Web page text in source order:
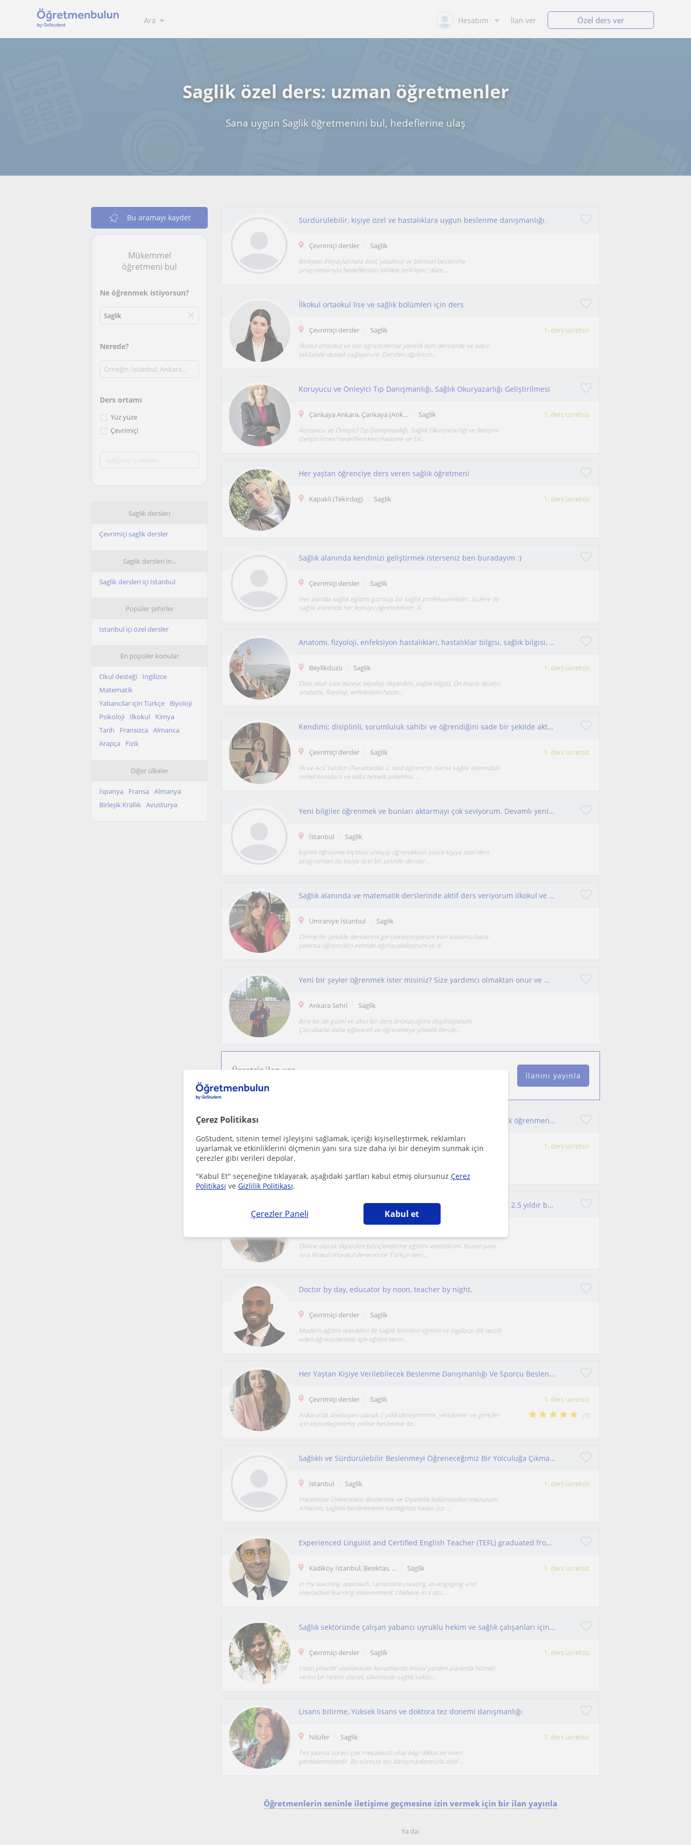
Çerez Politikası
GoStudent, sitenin temel işleyişini sağlamak, içeriği kişiselleştirmek, reklamları
uyarlamak ve etkinliklerini ölçmenin yanı sıra size daha iyi bir deneyim sunmak için
çerezler gibi verileri depolar.
"Kabul Et" seçeneğine tıklayarak, aşağıdaki şartları kabul etmiş olursunuz Çerez
Politikası ve Gizlilik Politikası.
Çerezler Paneli Kabul et
Ara Hesabım İlan ver Özel ders ver
Saglik özel ders: uzman öğretmenler
Sana uygun Saglik öğretmenini bul, hedeflerine ulaş
Bu aramayı kaydet
Mükemmel
öğretmeni bul
Ne öğrenmek istiyorsun?
Nerede?
Ders ortamı
Yüz yüze
Çevrimiçi
Saglik dersleri
Çevrimiçi saglik dersler
Saglik dersleri in...
Saglik dersleri içi Istanbul
Popüler şehirler
Istanbul içi özel dersler
En popüler konular
Okul desteği
Ingilizce
Matematik
Yabancilar için Türkçe
Biyoloji
Psikoloji
Ilkokul
Kimya
Tarih
Fransizca
Almanca
Arapça
Fizik
Diğer ülkeler
İspanya Fransa
Almanya
Birleşik Krallık Avusturya
Sürdürülebilir, kişiye özel ve hastalıklara uygun beslenme danışmanlığı.
Çevrimiçi dersler Saglik
Bireysel ihtiyaçlarınıza özel, yasaksız ve bilimsel beslenme
programlarıyla hedeflerinizi birlikte belirliyor; düze...
İlkokul ortaokul lise ve sağlık bölümleri için ders
Çevrimiçi dersler Saglik 1. ders ücretsiz
İlkokul ortaokul ve lise öğrencilerine yönelik tüm derslerde ve ödev
takibinde destek sağlıyorum. Dersleri öğrencin...
Koruyucu ve Önleyici Tıp Danışmanlığı, Sağlık Okuryazarlığı Geliştirilmesi
Çankaya Ankara, Çankaya (Ank... Saglik 1. ders ücretsiz
Koruyucu ve Önleyici Tıp Danışmanlığı, Sağlık Okuryazarlığı ve İletişimi
Geliştirilmesi hedeflenirken;Hastane ve Sa...
Her yaştan öğrenciye ders veren sağlık öğretmeni
Kapakli (Tekirdag) Saglik 1. ders ücretsiz
Sağlık alanında kendinizi geliştirmek isterseniz ben buradayım :)
Çevrimiçi dersler Saglik
Her alanda sağlık eğitimi görmüş bir sağlık profesyoneliyim. Sizlere de
sağlık alanında her konuyu öğretebilirim. A...
Anatomi, fizyoloji, enfeksiyon hastalıkları, hastalıklar bilgisi, sağlık bilgisi, ilkyardım, parenteral uygulamalar, biyoloji
Beylikdüzü Saglik 1. ders ücretsiz
Orta okul- Lise düzeyi; biyoloji, ilkyardım, sağlık bilgisi, Ön lisans düzeyi;
anatomi, fizyoloji, enfeksiyon hasta...
Kendimi; disiplinli, sorumluluk sahibi ve öğrendiğini sade bir şekilde aktarabilen bir paramedik öğrencisi olarak tanımlıyorum. Ko
Çevrimiçi dersler Saglik 1. ders ücretsiz
İlk ve Acil Yardım (Paramedik) 2. sınıf öğrencisi olarak sağlık alanındaki
temel konulara ve vaka temelli anlatıma ...
Yeni bilgiler öğrenmek ve bunları aktarmayı çok seviyorum. Devamlı yeni bilgiler öğrenmeye gayret gösteriyorum.
İstanbul Saglik
kişinin öğrenme biçimini anlayıp öğrendikten sonra kişiye özel ders
programları ile kişiye özel bir şekilde dersler...
Sağlık alanında ve matematik derslerinde aktif ders veriyorum ilkokul ve üniversite seviyesine kadar
Umraniye İstanbul Saglik
Online bir şekilde derslerimi gerçekleştiriyorum evin konumu bana
yakınsa öğrencileri evimde ağırlayabiliyorum ve d...
Yeni bir şeyler öğrenmek ister misiniz? Size yardımcı olmaktan onur ve mutluluk duyarım. Hep birlikte öğrenelim!
Ankara Sehri Saglik
Bire bir de güzel ve akıcı bir ders anlatacağımı düşünüyorum.
Çocuklarla daha eğlenceli ve öğrenmeye yönelik dersle...
Ücretsiz ilan ver
Ücretsiz bir ilan ver ve öğretmenlerin seninle iletişime geçmesini sağla
İlanını yayınla
İngilizce, Arapça, Sağlık, Matematik, psikoloji dersleri.İsteyerek öğrenmenin ne kadar kolay olduğunu benimle tanışınca anlayacaksınız. Öemli olan kendini motive edebilmek
Antalya Sehri, Kaleici, Mura... Saglik 1. ders ücretsiz
Ben anlatmayı ve öğretmeyi seven bir ilkyardım eğitmeniyim. 2.5 yıldır bu sektörde çalışmakta ve öğrenci yetiştirmekteyim.
Online olarak ilkyardım bilinçlendirme eğitimi verebilirim. Bunun yanı
sıra ilkokul ortaokul derecesine Türkçe ders...
Doctor by day, educator by noon, teacher by night.
Çevrimiçi dersler Saglik
Modern eğitim teknikleri ile sağlık bilimleri eğitimi ve ingilizce dili tercih
eden öğrencilerimiz için eğitim verm...
Her Yaştan Kişiye Verilebilecek Beslenme Danışmanlığı Ve Sporcu Beslenmesi
Çevrimiçi dersler Saglik 1. ders ücretsiz
Ankara'da diyetisyen olarak 1 yıllık deneyimimle, yetişkinler ve gençler
için kişiselleştirilmiş online beslenme da...
(1)
Sağlıklı ve Sürdürülebilir Beslenmeyi Öğreneceğimiz Bir Yolculuğa Çıkmak İster Misin?
İstanbul Saglik 1. ders ücretsiz
Hacettepe Üniversitesi Beslenme ve Diyetetik bölümünden mezunum.
Amacım, sağlıklı beslenmenin sandığımız kadar zor ...
Experienced Linguist and Certified English Teacher (TEFL) graduated from the USA, preparing you for IELTS, TOEFL, SAT, GRE, etc.
Kadiköy İstanbul, Besiktas, ... Saglik 1. ders ücretsiz
In my teaching approach, I prioritize creating an engaging and
interactive learning environment. I believe in a stu...
Sağlık sektöründe çalışan yabancı uyruklu hekim ve sağlık çalışanları için Türkçe
Çevrimiçi dersler Saglik 1. ders ücretsiz
Uzun yıllardır uluslararası kurumlarda insani yardım alanında hizmet
veren bir hekim olarak, ülkemizde sağlık sektö...
Lisans bitirme, Yüksek lisans ve doktora tez donemi danışmanlığı
Nilüfer Saglik 1. ders ücretsiz
Tez yazma süreci çok meşakkatli olup bilgi dikkat ve özen
gerektirmektedir. Bu süreçte tez danışmanlarınızla aktif ...
Öğretmenlerin seninle iletişime geçmesine izin vermek için bir ilan yayınla
Ya da: